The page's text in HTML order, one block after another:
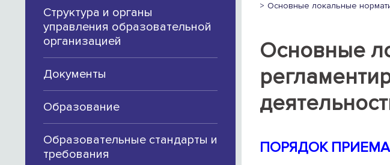
Структура и органы
управления образовательной
организацией
Документы
Образование
Образовательные стандарты и
требования
Основные локальные
Основные
ПОРЯДОК